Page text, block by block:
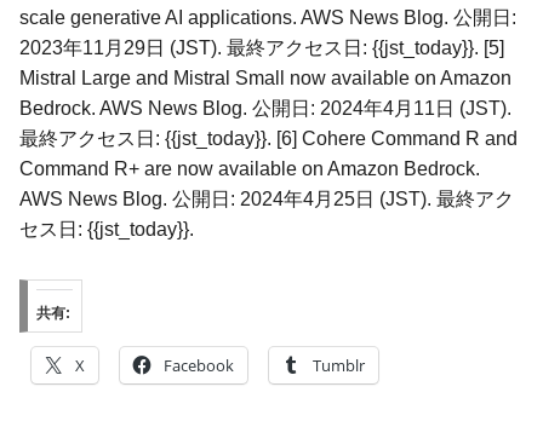
scale generative AI applications. AWS News Blog. 公開日:
2023年11月29日 (JST). 最終アクセス日: {{jst_today}}. [5]
Mistral Large and Mistral Small now available on Amazon
Bedrock. AWS News Blog. 公開日: 2024年4月11日 (JST).
最終アクセス日: {{jst_today}}. [6] Cohere Command R and
Command R+ are now available on Amazon Bedrock.
AWS News Blog. 公開日: 2024年4月25日 (JST). 最終アク
セス日: {{jst_today}}.
共有:
X Facebook Tumblr